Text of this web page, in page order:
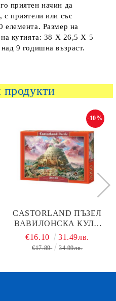
приятен начин да
с приятели или със
елемента. Размер на
кутията: 38 Х 26,5 Х 5
9 годишна възраст.
продукти
CASTORLAND ПЪЗЕЛ
ВАВИЛОНСКА КУЛА
3000 ЧАСТИ 300563
-10%
€16.10 31.49лв.
€17.89 34.99лв.